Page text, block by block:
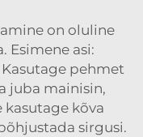
on oluline
Esimene asi:
pehmet
juba mainisin,
kõva
sirgusi.